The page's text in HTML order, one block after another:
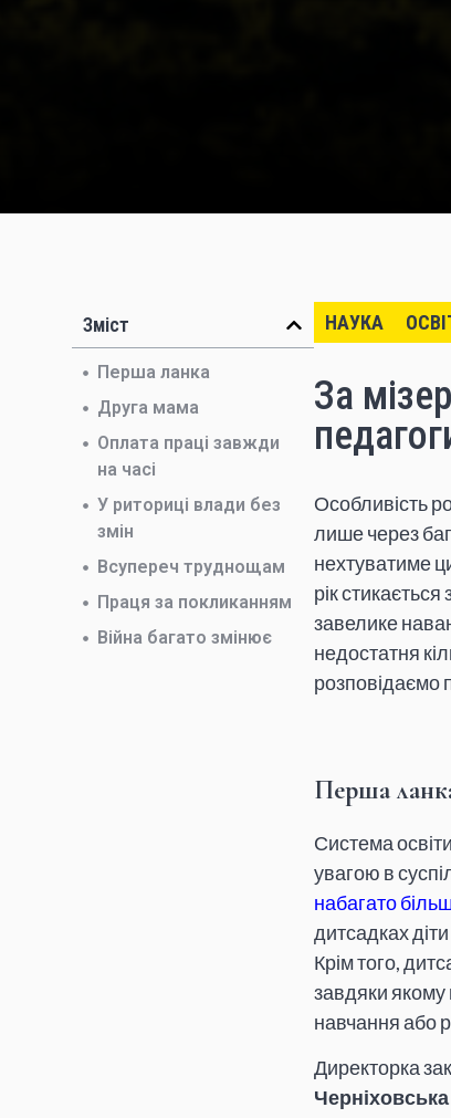
Зміст
Перша ланка
Друга мама
Оплата праці завжди
на часі
У риториці влади без
змін
Всупереч труднощам
Праця за покликанням
Війна багато змінює
НАУКА
За
Особливість
лише через
нехтуватиме
рік
завелике
недостатня
розповідаємо
Перша
Система
увагою в
набагато
дитсадках
Крім того,
завдяки
навчання або
Директорка
Черніховська